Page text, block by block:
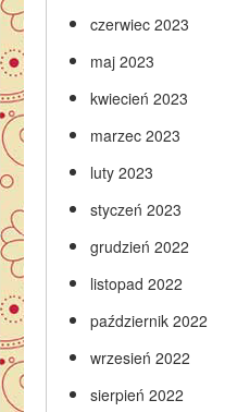
czerwiec 2023
maj 2023
kwiecień 2023
marzec 2023
luty 2023
styczeń 2023
grudzień 2022
listopad 2022
październik 2022
wrzesień 2022
sierpień 2022